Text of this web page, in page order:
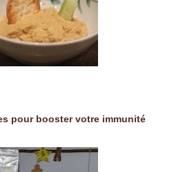
pour booster votre immunité